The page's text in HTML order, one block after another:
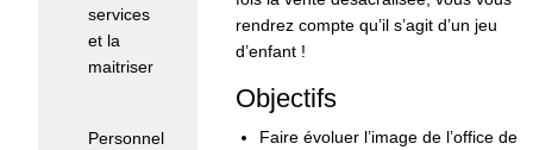
services
et la
maitriser
Personnel
rendrez compte qu’il s’agit d’un jeu
d’enfant !
Objectifs
Faire évoluer l’image de l’office de